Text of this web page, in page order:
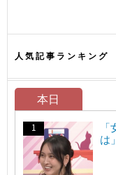
人気記事ランキング
本日
は